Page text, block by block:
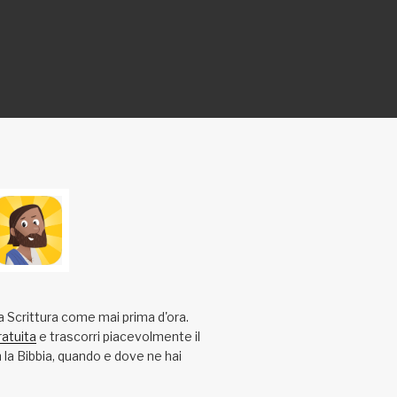
Scrittura come mai prima d'ora.
e trascorri piacevolmente il
Bibbia, quando e dove ne hai